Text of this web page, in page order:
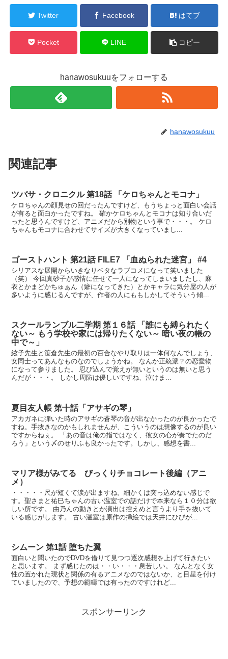
Twitter Facebook はてブ
Pocket LINE コピー
hanawosukuuをフォローする
hanawosukuu
関連記事
ツバサ・クロニクル 第18話 「ケロちゃんとモコナ」
ケロちゃんの顔見せの回だったんですけど、もうちょっと面白い会話
が有ると面白かったですね。 確かケロちゃんとモコナは知り合いだ
ったと思うんですけど、アニメだから別物という事で・・・。 ケロ
ちゃんもモコナに合わせてサイズが大きくなっていまし...
ゴーストハント 第21話 FILE7 「血ぬられた迷宮」 #4
シリアスな展開からいきなりベタなラブコメになって笑いました
（笑） 今回真砂子が感情に任せて一人になってしまいましたし、麻
衣とかまどかちゅぁん（癖になってきた）とかキャラに気分屋の人が
多いように感じるんですが、作者の人にももしかしてそういう傾...
スクールランブル二学期 第１６話 「誰にも縛られたく
ない～ もう学校や家には帰りたくない～ 暗い夜の帳の
中で～」
絃子先生と笹倉先生の最初の百合なやり取りは一体何なんでしょう、
女同士ってあんなものなのでしょうかね。 なんか正統派？の恋愛物
になって参りました。 忍び込んで覚えが無いというのは無いと思う
んだが・・・。 しかし周防は優しいですね、泣けま...
夏目友人帳 第十話「アサギの琴」
アカガネに弾いた時のアサギの蒼琴の音が出なかったのが良かったで
すね。手抜きなのかもしれませんが、こういうのは想像するのが良い
ですからねぇ。 「あの音は俺の指ではなく、彼女の心が奏でたのだ
ろう」という〆のせりふも良かったです。しかし、感想を書...
マリア様がみてる びっくりチョコレート後編（アニ
メ）
・・・・・尺が短くて涙が出ますね。細かくは突っ込めない感じで
す。聖さまと祐巳ちゃんの古い温室での話だけで本来なら１０分は欲
しい所です。 由乃んの動きとか演出は控えめと言うより手を抜いて
いる感じがします。 古い温室は原作の挿絵では天井にひびが...
シムーン 第1話 堕ちた翼
面白いと聞いたのでDVDを借りて見つつ逐次感想を上げて行きたい
と思います。 まず感じたのは・・い・・・息苦しい。 なんとなく女
性の置かれた現状と関係の有るアニメなのではないか、と目星を付け
ていましたので、予想の範疇では有ったのですけれど...
スポンサーリンク